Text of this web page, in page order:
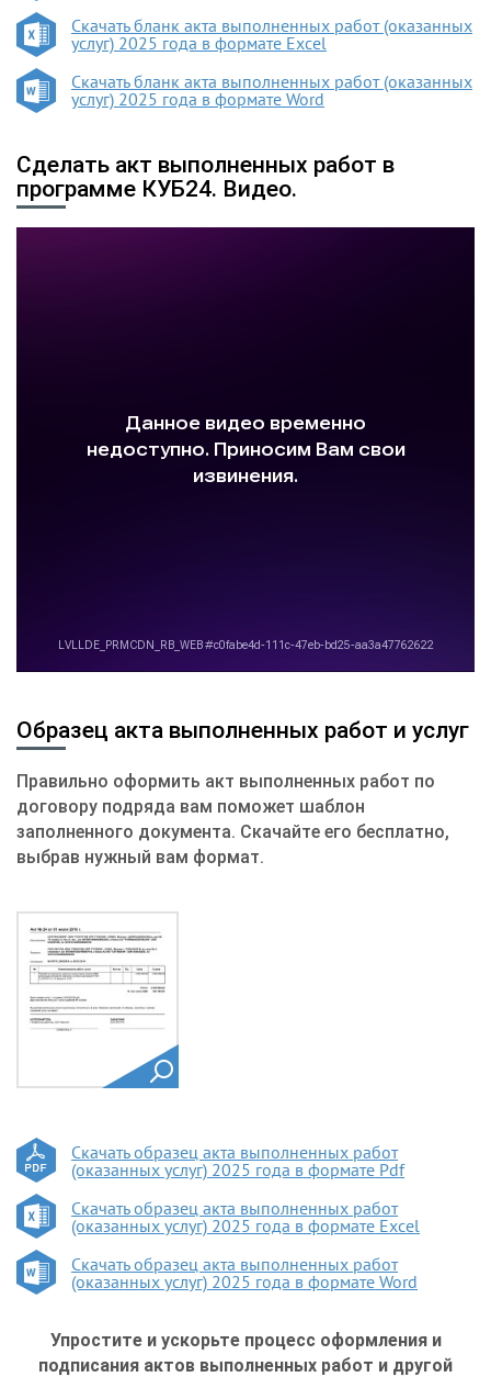
Скачать бланк акта выполненных работ (оказанных
услуг) 2025 года в формате Excel
Скачать бланк акта выполненных работ (оказанных
услуг) 2025 года в формате Word
Сделать акт выполненных работ в
программе КУБ24. Видео.
Образец акта выполненных работ и услуг
Правильно оформить акт выполненных работ по
договору подряда вам поможет шаблон
заполненного документа. Скачайте его бесплатно,
выбрав нужный вам формат.
Скачать образец акта выполненных работ
(оказанных услуг) 2025 года в формате Pdf
Скачать образец акта выполненных работ
(оказанных услуг) 2025 года в формате Excel
Скачать образец акта выполненных работ
(оказанных услуг) 2025 года в формате Word
Упростите и ускорьте процесс оформления и
подписания актов выполненных работ и другой